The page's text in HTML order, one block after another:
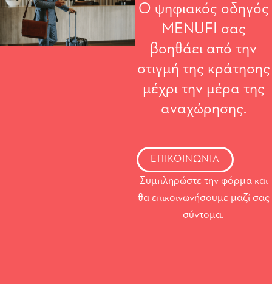
Ο ψηφιακός οδηγός
MENUFI σας
βοηθάει από την
στιγμή της κράτησης
μέχρι την μέρα της
αναχώρησης.
ΕΠΙΚΟΙΝΩΝΙΑ
Συμπληρώστε την φόρμα και
θα επικοινωνήσουμε μαζί σας
σύντομα.